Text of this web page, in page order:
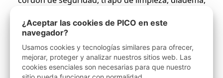
¿Aceptar las cookies de PICO en este
navegador?
Usamos cookies y tecnologías similares para ofrecer,
mejorar, proteger y analizar nuestros sitios web. Las
cookies esenciales son necesarias para que nuestro